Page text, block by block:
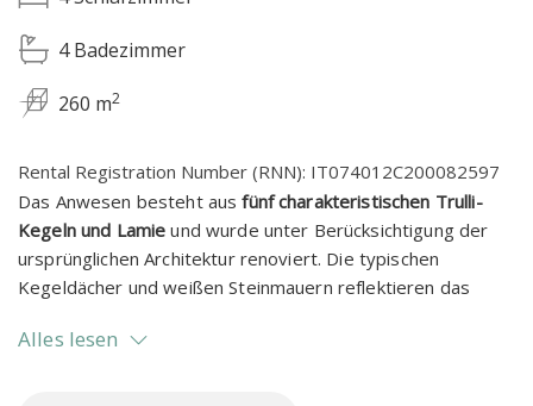
4 Badezimmer
260 m2
Rental Registration Number (RNN): IT074012C200082597
Das Anwesen besteht ausfünf charakteristischen Trulli-
Kegeln und Lamie und wurde unter Berücksichtigung der
ursprünglichen Architektur renoviert. Die typischen
Kegeldächer und weißen Steinmauern reflektieren das
Alles lesen